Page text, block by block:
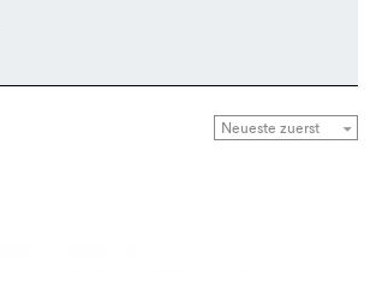
Schutzbarriere der Haut zu